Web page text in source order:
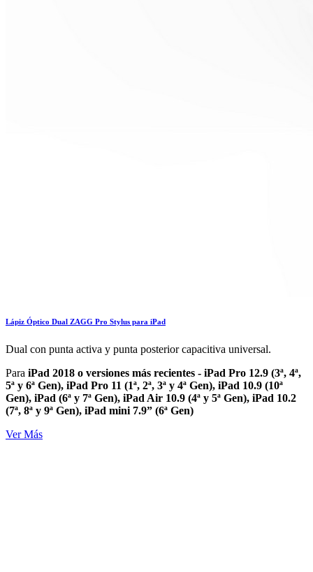
Lápiz Óptico Dual ZAGG Pro Stylus para iPad
Dual con punta activa y punta posterior capacitiva universal.
Para iPad 2018 o versiones más recientes - iPad Pro 12.9 (3ª, 4ª,
5ª y 6ª Gen), iPad Pro 11 (1ª, 2ª, 3ª y 4ª Gen), iPad 10.9 (10ª
Gen), iPad (6ª y 7ª Gen), iPad Air 10.9 (4ª y 5ª Gen), iPad 10.2
(7ª, 8ª y 9ª Gen), iPad mini 7.9” (6ª Gen)
Ver Más